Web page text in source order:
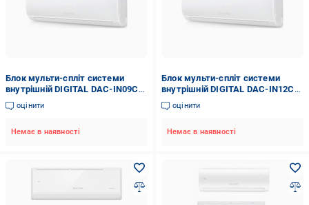
Блок мульти-спліт системи
внутрішній DIGITAL DAC-IN09CI
(71104)
оцінити
Немає в наявності
Блок мульти-спліт системи
внутрішній DIGITAL DAC-IN12CI
(71105)
оцінити
Немає в наявності